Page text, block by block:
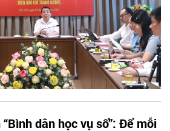
dân học vụ số”: Để mỗi